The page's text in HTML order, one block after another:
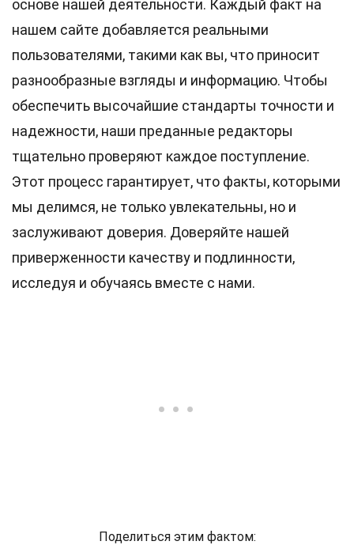
основе нашей деятельности. Каждый факт на
нашем сайте добавляется реальными
пользователями, такими как вы, что приносит
разнообразные взгляды и информацию. Чтобы
обеспечить высочайшие стандарты точности и
надежности, наши преданные редакторы
тщательно проверяют каждое поступление.
Этот процесс гарантирует, что факты, которыми
мы делимся, не только увлекательны, но и
заслуживают доверия. Доверяйте нашей
приверженности качеству и подлинности,
исследуя и обучаясь вместе с нами.
Поделиться этим фактом: